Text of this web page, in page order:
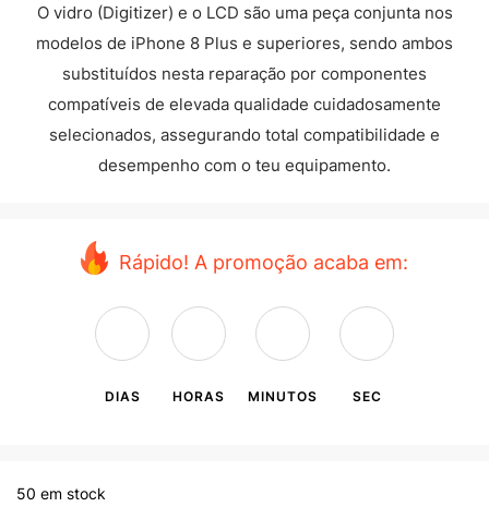
O vidro (Digitizer) e o LCD são uma peça conjunta nos
modelos de iPhone 8 Plus e superiores, sendo ambos
substituídos nesta reparação por componentes
compatíveis de elevada qualidade cuidadosamente
selecionados, assegurando total compatibilidade e
desempenho com o teu equipamento.
Rápido! A promoção acaba em:
DIAS HORAS MINUTOS SEC
50 em stock